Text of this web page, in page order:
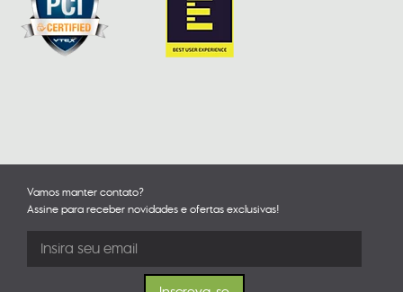
Vamos manter contato?
Assine para receber novidades e ofertas exclusivas!